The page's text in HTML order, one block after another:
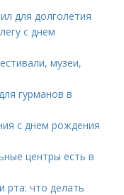
для долголетия
с днем
музеи,
гурманов в
с днем рождения
центры есть в
рта: что делать